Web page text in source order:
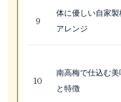
体に優しい自家
アレンジ
南高梅で仕込む
と特徴